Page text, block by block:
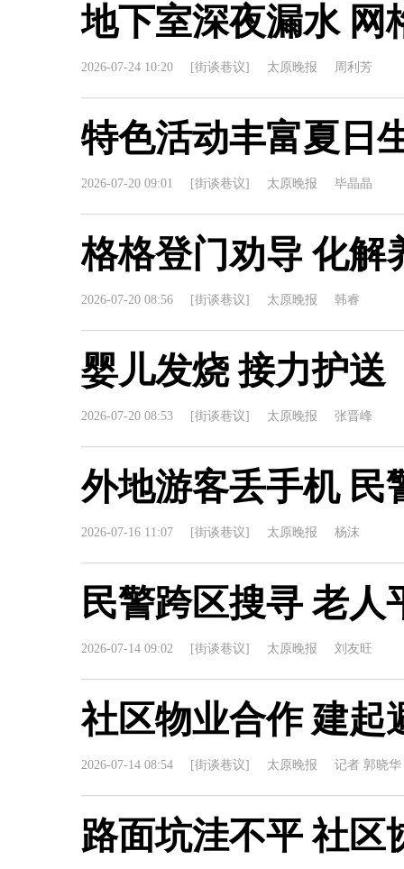
地下室深夜漏水 网
2026-07-24 10:20 [街谈巷议] 太原晚报 周利芳
特色活动丰富夏日
2026-07-20 09:01 [街谈巷议] 太原晚报 毕晶晶
格格登门劝导 化解
2026-07-20 08:56 [街谈巷议] 太原晚报 韩睿
婴儿发烧 接力护送
2026-07-20 08:53 [街谈巷议] 太原晚报 张晋峰
外地游客丢手机 民
2026-07-16 11:07 [街谈巷议] 太原晚报 杨沫
民警跨区搜寻 老人
2026-07-14 09:02 [街谈巷议] 太原晚报 刘友旺
社区物业合作 建起
2026-07-14 08:54 [街谈巷议] 太原晚报 记者 郭晓
路面坑洼不平 社区